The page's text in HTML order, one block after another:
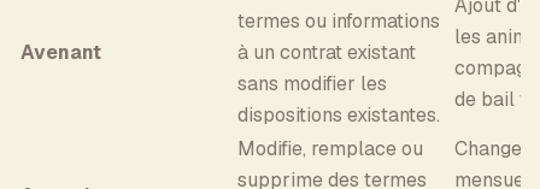
Avenant
termes ou informations
à un contrat existant
sans modifier les
dispositions existantes.
Ajout
les
de bail
Modifie, remplace ou
supprime des termes
mensuel